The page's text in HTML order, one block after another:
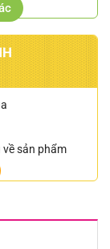
sản phẩm